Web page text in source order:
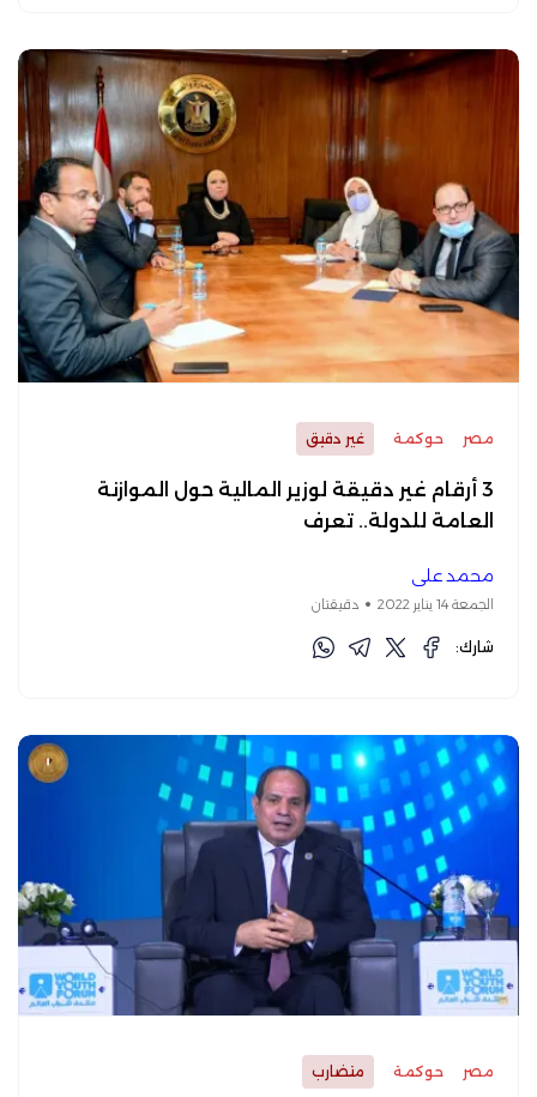
مصر حوكمة غير دقيق
3 أرقام غير دقيقة لوزير المالية حول الموازنة
العامة للدولة.. تعرف
محمد علي
الجمعة 14 يناير 2022 دقيقتان
شارك:
مصر حوكمة متضارب